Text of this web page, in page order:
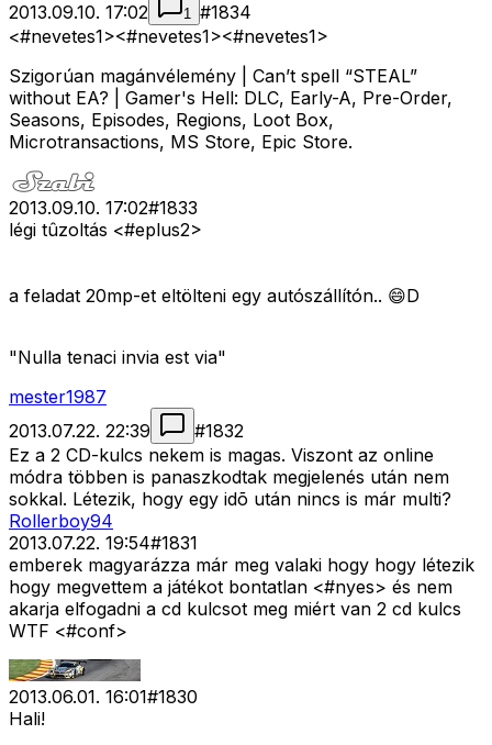
2013.09.10. 17:02 1 #1834
<#nevetes1><#nevetes1><#nevetes1>
Szigorúan magánvélemény | Can’t spell “STEAL”
without EA? | Gamer's Hell: DLC, Early-A, Pre-Order,
Seasons, Episodes, Regions, Loot Box,
Microtransactions, MS Store, Epic Store.
2013.09.10. 17:02#1833
légi tûzoltás <#eplus2>
a feladat 20mp-et eltölteni egy autószállítón.. 😄D
"Nulla tenaci invia est via"
mester1987
2013.07.22. 22:39
#1832
Ez a 2 CD-kulcs nekem is magas. Viszont az online
módra többen is panaszkodtak megjelenés után nem
sokkal. Létezik, hogy egy idõ után nincs is már multi?
Rollerboy94
2013.07.22. 19:54#1831
emberek magyarázza már meg valaki hogy hogy létezik
hogy megvettem a játékot bontatlan <#nyes> és nem
akarja elfogadni a cd kulcsot meg miért van 2 cd kulcs
WTF <#conf>
2013.06.01. 16:01#1830
Hali!